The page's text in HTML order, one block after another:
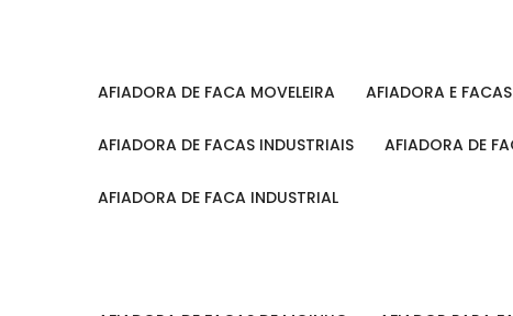
AFIADORA DE FACA MOVELEIRA AFIADORA E FACAS
AFIADORA DE FACAS INDUSTRIAIS AFIADORA DE
AFIADORA DE FACA INDUSTRIAL